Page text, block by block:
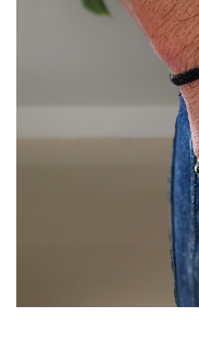
Brelocuri Personalizate
Card metalic
Cadouri pentru Craciun
Halloween